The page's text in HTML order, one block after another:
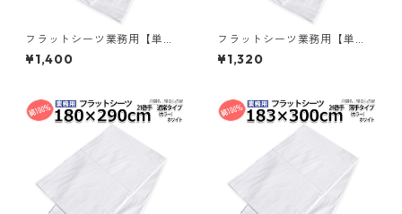
フラットシーツ業務用【単
品】綿100% 160×280cm シ
ングルワイドサイズ メール便
ル 旅館 民宿 民泊／36757502
0
¥1,400
フラットシーツ業務用【単
品】綿70% ポリ30% 160x28
0cm シングルワイドサイズ メ
着 ホテル 旅館 民宿 民泊／361
602810
¥1,320